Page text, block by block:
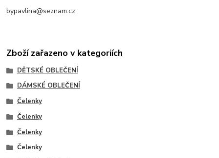
bypavlina@seznam.cz
Zboží zařazeno v kategoriích
DĚTSKÉ OBLEČENÍ
DÁMSKÉ OBLEČENÍ
Čelenky
Čelenky
Čelenky
Čelenky